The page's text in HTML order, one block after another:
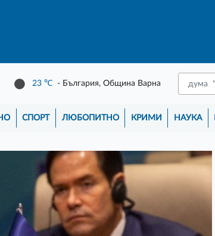
23 ℃ - България, Община Варна
СПОРТ ЛЮБОПИТНО КРИМИ НАУКА